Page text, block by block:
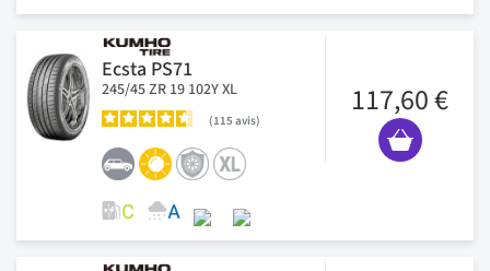
Ecsta PS71
245/45 ZR 19 102Y XL
115 avis
117,60 €